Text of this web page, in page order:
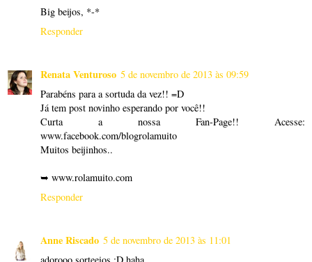
Big beijos, *-*
Responder
Renata Venturoso 5 de novembro de 2013 às 09:59
Parabéns para a sortuda da vez!! =D
Já tem post novinho esperando por você!!
Curta a nossa Fan-Page!! Acesse:
www.facebook.com/blogrolamuito
Muitos beijinhos..
➥ www.rolamuito.com
Responder
Anne Riscado 5 de novembro de 2013 às 11:01